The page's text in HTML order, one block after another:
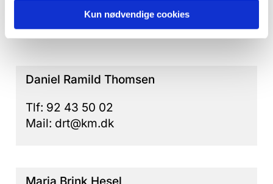
Kun nødvendige cookies
Præster
Daniel Ramild Thomsen
Tlf: 92 43 50 02
Mail: drt@km.dk
Maria Brink Hesel